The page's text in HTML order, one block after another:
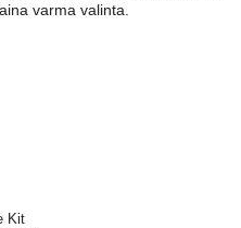
varma valinta.
Kit